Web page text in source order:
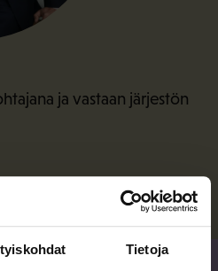
Tietoja
ja vastaan järjestön